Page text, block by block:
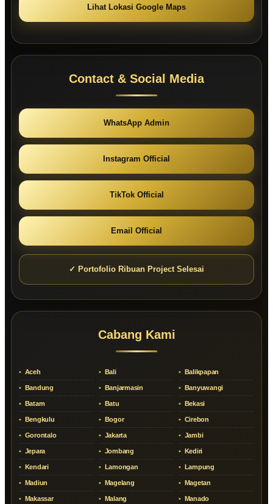
Lihat Lokasi Google Maps
Contact & Social Media
WhatsApp Admin
Instagram Official
TikTok Official
Email Official
✓ Portofolio Ribuan Project Selesai
Cabang Kami
Aceh Bali Balikpapan
Bandung Banjarmasin Banyuwangi
Batam Batu Bekasi
Bengkulu Bogor Cirebon
Gorontalo Jakarta Jambi
Jepara Jombang Kediri
Kendari Lamongan Lampung
Madiun Magelang Magetan
Makassar Malang Manado